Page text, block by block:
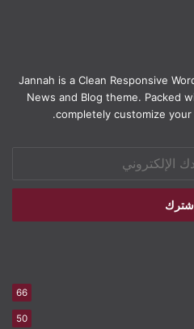
Jannah is a Clean Responsive
News and Blog theme. Packed
completely customize
66
50